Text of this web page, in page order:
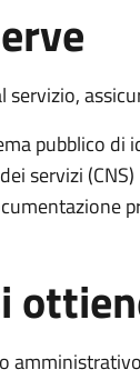
servizio,
pubblico di
servizi (CNS)